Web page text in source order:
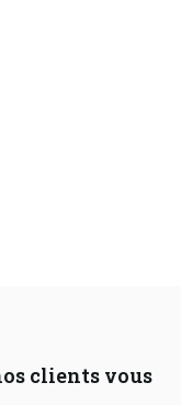
clients vous